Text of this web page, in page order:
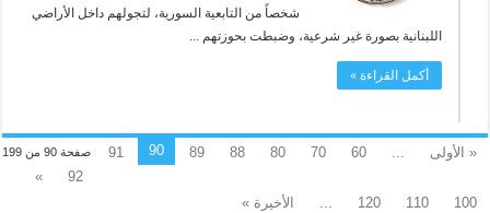
شخصاً من التابعية السورية، لتجولهم داخل الأراضي
اللبنانية بصورة غير شرعية، وضبطت بحوزتهم ...
أكمل القراءة »
صفحة 90 من 199 « الأولى ...
60
70
80
88
89
90
91
92
»
100
110
120
... الأخيرة »